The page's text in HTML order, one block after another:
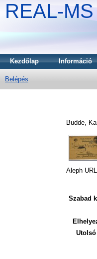
REAL-MS
Kezdőlap Információ
Belépés
Budde,
Aleph
Szabad